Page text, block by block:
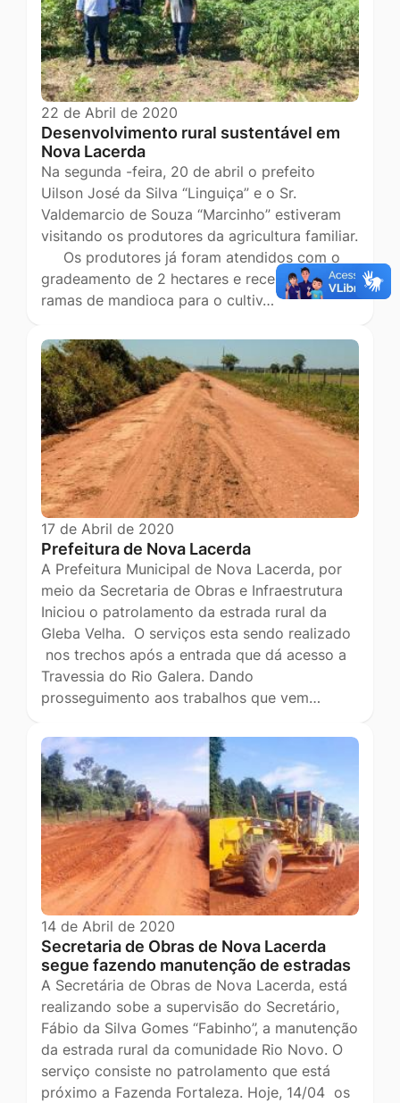
22 de Abril de 2020
Desenvolvimento rural sustentável em
Nova Lacerda
Na segunda -feira, 20 de abril o prefeito
Uilson José da Silva “Linguiça” e o Sr.
Valdemarcio de Souza “Marcinho” estiveram
visitando os produtores da agricultura familiar.
Os produtores já foram atendidos com o
gradeamento de 2 hectares e receberam
ramas de mandioca para o cultiv…
17 de Abril de 2020
Prefeitura de Nova Lacerda
A Prefeitura Municipal de Nova Lacerda, por
meio da Secretaria de Obras e Infraestrutura
Iniciou o patrolamento da estrada rural da
Gleba Velha. O serviços esta sendo realizado
nos trechos após a entrada que dá acesso a
Travessia do Rio Galera. Dando
prosseguimento aos trabalhos que vem…
14 de Abril de 2020
Secretaria de Obras de Nova Lacerda
segue fazendo manutenção de estradas
A Secretária de Obras de Nova Lacerda, está
realizando sobe a supervisão do Secretário,
Fábio da Silva Gomes “Fabinho”, a manutenção
da estrada rural da comunidade Rio Novo. O
serviço consiste no patrolamento que está
próximo a Fazenda Fortaleza. Hoje, 14/04 os